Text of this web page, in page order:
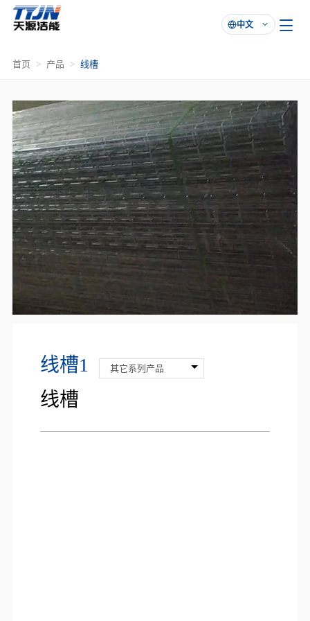

中文
首页 产品 线槽
线槽1
线槽
其它系列产品